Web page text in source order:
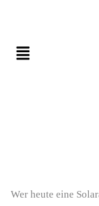
Wer heute eine